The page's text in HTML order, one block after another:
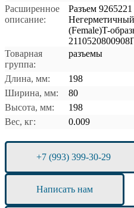
Расширенное
описание:
Разъем
(Female)T-
Товарная
группа:
разъемы
Длина, мм:
198
Ширина, мм:
80
Высота, мм:
198
Вес, кг:
0.009
+7 (993) 399-30-29
Написать нам